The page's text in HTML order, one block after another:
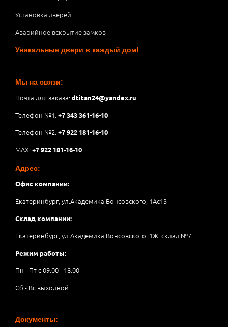
Установка дверей
Аварийное вскрытие замков
Уникальные двери в каждый дом!
Мы на связи:
Почта для заказа:dtitan24@yandex.ru
Телефон №1:+7 343 361-16-10
Телефон №2:+7 922 181-16-10
MAX:+7 922 181-16-10
Адрес:
Офис компании:
Екатеринбург, ул.Академика Вонсовского, 1Аc13
Склад компании:
Екатеринбург, ул.Академика Вонсовского, 1Ж, склад №7
Режим работы:
Пн - Пт с 09.00 - 18.00
Сб - Вс выходной
Документы: